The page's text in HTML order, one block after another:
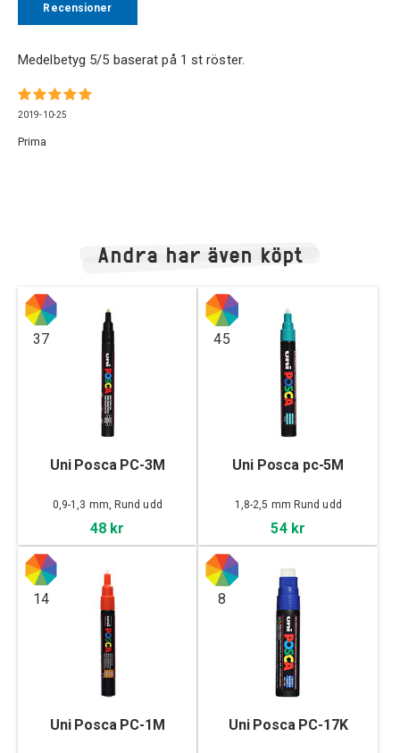
Recensioner
Medelbetyg 5/5 baserat på 1 st röster.
2019-10-25
Prima
Andra har även köpt
37
Uni Posca PC-3M
0,9-1,3 mm, Rund udd
48 kr
45
Uni Posca pc-5M
1,8-2,5 mm Rund udd
54 kr
14
Uni Posca PC-1M
8
Uni Posca PC-17K